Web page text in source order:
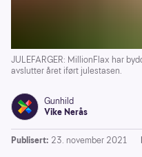
JULEFARGER: MillionFlax har
avslutter året iført julestasen.
Gunhild
Vike Nerås
Publisert: 23. november 2021